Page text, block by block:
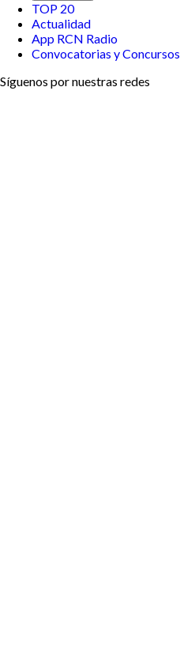
TOP 20
Actualidad
App RCN Radio
Convocatorias y Concursos
Síguenos por nuestras redes